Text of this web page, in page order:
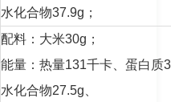
水化合物37.9g；
配料：大米30g；
能量：热量131千卡、蛋白质
水化合物27.5g、